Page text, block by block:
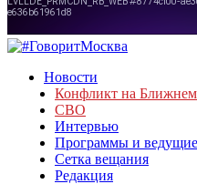
Новости
Конфликт на
СВО
Интервью
Программы и ведущие
Сетка вещания
Редакция